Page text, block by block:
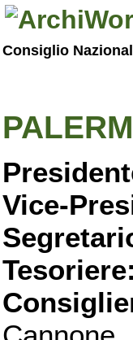
Consiglio
Vice-
Tesoriere: